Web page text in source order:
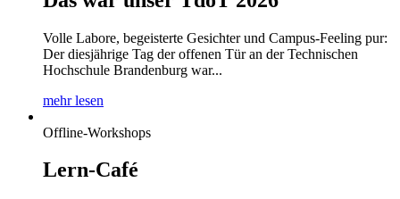
Volle Labore, begeisterte Gesichter und Campus-Feeling pur:
Der diesjährige Tag der offenen Tür an der Technischen
Hochschule Brandenburg war...
mehr lesen
Offline-Workshops
Lern-Café